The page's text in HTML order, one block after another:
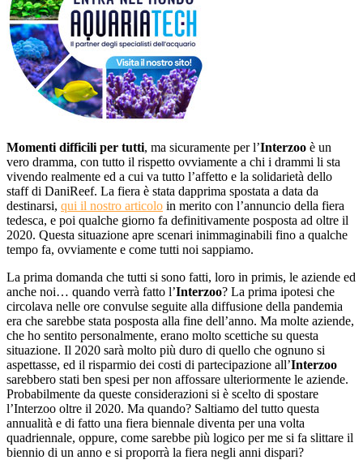
Momenti difficili per tutti, ma sicuramente per l’Interzoo è un
vero dramma, con tutto il rispetto ovviamente a chi i drammi li sta
vivendo realmente ed a cui va tutto l’affetto e la solidarietà dello
staff di DaniReef. La fiera è stata dapprima spostata a data da
destinarsi, qui il nostro articolo in merito con l’annuncio della fiera
tedesca, e poi qualche giorno fa definitivamente posposta ad oltre il
2020. Questa situazione apre scenari inimmaginabili fino a qualche
tempo fa, ovviamente e come tutti noi sappiamo.
La prima domanda che tutti si sono fatti, loro in primis, le aziende ed
anche noi… quando verrà fatto l’Interzoo? La prima ipotesi che
circolava nelle ore convulse seguite alla diffusione della pandemia
era che sarebbe stata posposta alla fine dell’anno. Ma molte aziende,
che ho sentito personalmente, erano molto scettiche su questa
situazione. Il 2020 sarà molto più duro di quello che ognuno si
aspettasse, ed il risparmio dei costi di partecipazione all’Interzoo
sarebbero stati ben spesi per non affossare ulteriormente le aziende.
Probabilmente da queste considerazioni si è scelto di spostare
l’Interzoo oltre il 2020. Ma quando? Saltiamo del tutto questa
annualità e di fatto una fiera biennale diventa per una volta
quadriennale, oppure, come sarebbe più logico per me si fa slittare il
biennio di un anno e si proporrà la fiera negli anni dispari?